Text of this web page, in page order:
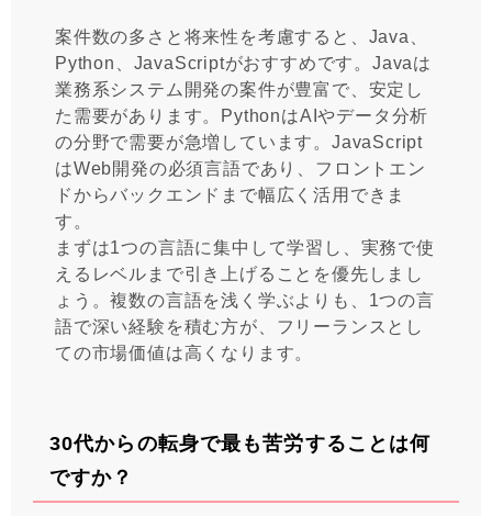
案件数の多さと将来性を考慮すると、Java、
Python、JavaScriptがおすすめです。Javaは
業務系システム開発の案件が豊富で、安定し
た需要があります。PythonはAIやデータ分析
の分野で需要が急増しています。JavaScript
はWeb開発の必須言語であり、フロントエン
ドからバックエンドまで幅広く活用できま
す。
まずは1つの言語に集中して学習し、実務で使
えるレベルまで引き上げることを優先しまし
ょう。複数の言語を浅く学ぶよりも、1つの言
語で深い経験を積む方が、フリーランスとし
ての市場価値は高くなります。
30代からの転身で最も苦労することは何
ですか？